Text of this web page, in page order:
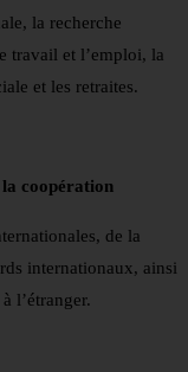
la recherche
travail et l’emploi, la
et les retraites.
coopération
de la
internationaux, ainsi
l’étranger.